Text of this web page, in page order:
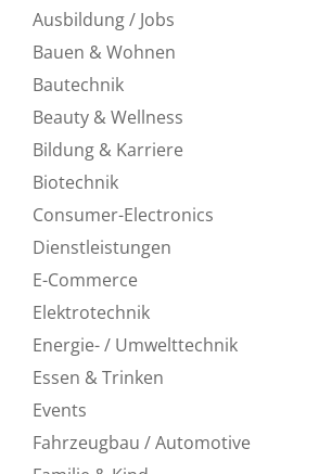
Ausbildung / Jobs
Bauen & Wohnen
Bautechnik
Beauty & Wellness
Bildung & Karriere
Biotechnik
Consumer-Electronics
Dienstleistungen
E-Commerce
Elektrotechnik
Energie- / Umwelttechnik
Essen & Trinken
Events
Fahrzeugbau / Automotive